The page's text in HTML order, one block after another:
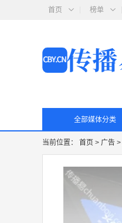
首页 榜单
全部媒体分类
当前位置： 首页 > 广告 >